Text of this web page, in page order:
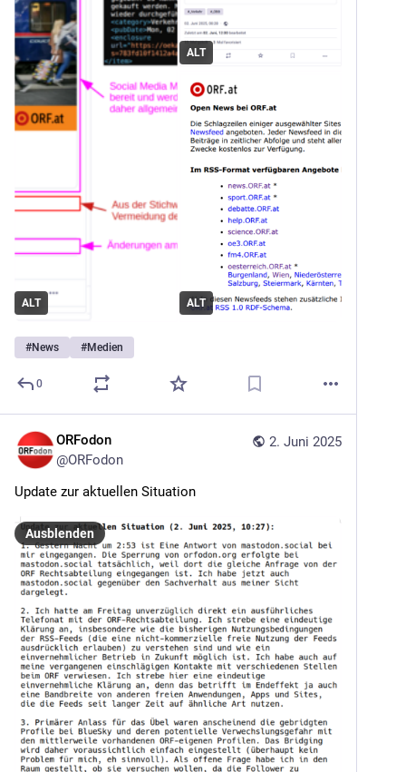
ALT
ALT
ALT
#News #Medien
0
2. Juni 2025
ORFodon
@ORFodon
Update zur aktuellen Situation
Ausblenden